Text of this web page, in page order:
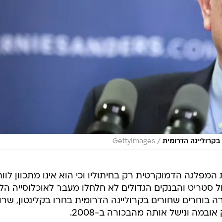
הדרומית /
GettyImages
הדמוקרטית רק בחיתוליו וכי הוא אינו מתכוון
סטריט והבנקים הגדולים לא חלחלו מעבר לאוכלוסייה
בוחרים שחורים בקרוליינה הדרומית בחרו בקלינטון,
ונישל אותה מהבכורה ב-2008.